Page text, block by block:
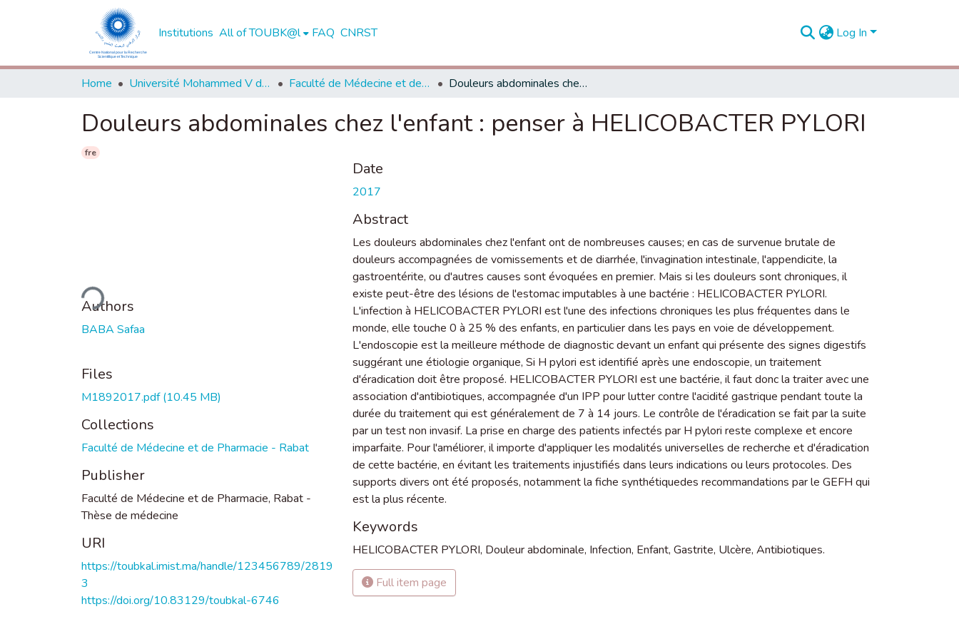
Institutions All of TOUBK@l FAQ CNRST Log In
Home Université Mohammed V de Rabat Faculté de Médecine et de Pharmacie - Rabat Douleurs abdominales chez l'enfant : penser à HELICOBACTER PYLORI
Douleurs abdominales chez l'enfant : penser à HELICOBACTER PYLORI
fre
Loading...
Authors
BABA Safaa
Files
M1892017.pdf(10.45 MB)
Collections
Faculté de Médecine et de Pharmacie - Rabat
Publisher
Faculté de Médecine et de Pharmacie, Rabat -
Thèse de médecine
URI
https://toubkal.imist.ma/handle/123456789/2819
3
https://doi.org/10.83129/toubkal-6746
Date
2017
Abstract
Les douleurs abdominales chez l'enfant ont de nombreuses causes; en cas de survenue brutale de
douleurs accompagnées de vomissements et de diarrhée, l'invagination intestinale, l'appendicite, la
gastroentérite, ou d'autres causes sont évoquées en premier. Mais si les douleurs sont chroniques, il
existe peut-être des lésions de l'estomac imputables à une bactérie : HELICOBACTER PYLORI.
L'infection à HELICOBACTER PYLORI est l'une des infections chroniques les plus fréquentes dans le
monde, elle touche 0 à 25 % des enfants, en particulier dans les pays en voie de développement.
L'endoscopie est la meilleure méthode de diagnostic devant un enfant qui présente des signes digestifs
suggérant une étiologie organique, Si H pylori est identifié après une endoscopie, un traitement
d'éradication doit être proposé. HELICOBACTER PYLORI est une bactérie, il faut donc la traiter avec une
association d'antibiotiques, accompagnée d'un IPP pour lutter contre l'acidité gastrique pendant toute la
durée du traitement qui est généralement de 7 à 14 jours. Le contrôle de l'éradication se fait par la suite
par un test non invasif. La prise en charge des patients infectés par H pylori reste complexe et encore
imparfaite. Pour l'améliorer, il importe d'appliquer les modalités universelles de recherche et d'éradication
de cette bactérie, en évitant les traitements injustifiés dans leurs indications ou leurs protocoles. Des
supports divers ont été proposés, notamment la fiche synthétiquedes recommandations par le GEFH qui
est la plus récente.
Keywords
HELICOBACTER PYLORI, Douleur abdominale, Infection, Enfant, Gastrite, Ulcère, Antibiotiques.
Full item page